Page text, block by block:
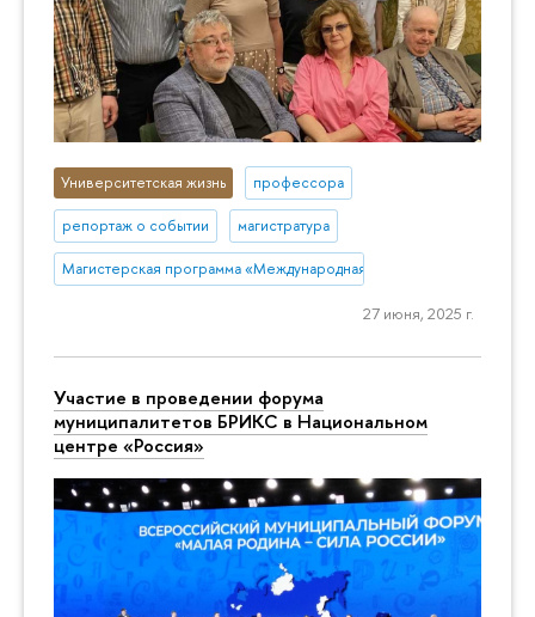
Университетская жизнь профессора
репортаж о событии магистратура
Магистерская программа «Международная торговая политика»
27 июня, 2025 г.
Участие в проведении форума
муниципалитетов БРИКС в Национальном
центре «Россия»